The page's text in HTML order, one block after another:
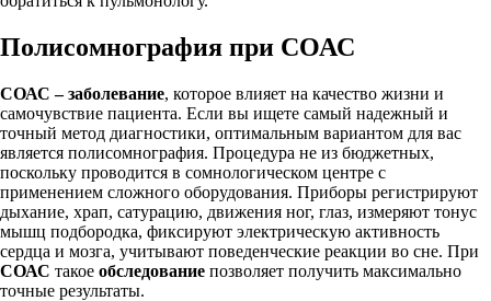
Полисомнография при СОАС
СОАС – заболевание, которое влияет на качество жизни и
самочувствие пациента. Если вы ищете самый надежный и
точный метод диагностики, оптимальным вариантом для вас
является полисомнография. Процедура не из бюджетных,
поскольку проводится в сомнологическом центре с
применением сложного оборудования. Приборы регистрируют
дыхание, храп, сатурацию, движения ног, глаз, измеряют тонус
мышц подбородка, фиксируют электрическую активность
сердца и мозга, учитывают поведенческие реакции во сне. При
СОАС такое обследование позволяет получить максимально
точные результаты.